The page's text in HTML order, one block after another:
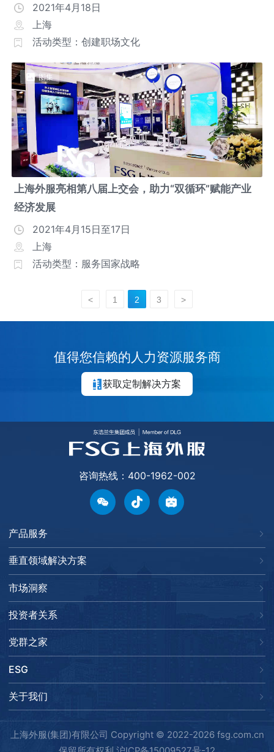
2021年4月18日
上海
活动类型：创建职场文化
图集
上海外服亮相第八届上交会，助力“双循环”赋能产业
经济发展
2021年4月15日至17日
上海
活动类型：服务国家战略
< 1 2 3 >
值得您信赖的人力资源服务商
获取定制解决方案
咨询热线：400-1962-002
产品服务
垂直领域解决方案
市场洞察
投资者关系
党群之家
ESG
关于我们
上海外服(集团)有限公司 Copyright © 2022-2026 fsg.com.cn